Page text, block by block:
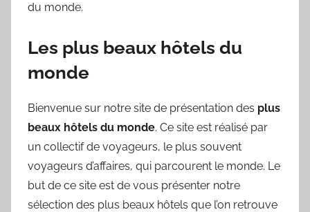
du monde.
Les plus beaux hôtels du
monde
Bienvenue sur notre site de présentation des plus
beaux hôtels du monde. Ce site est réalisé par
un collectif de voyageurs, le plus souvent
voyageurs d’affaires, qui parcourent le monde. Le
but de ce site est de vous présenter notre
sélection des plus beaux hôtels que l’on retrouve